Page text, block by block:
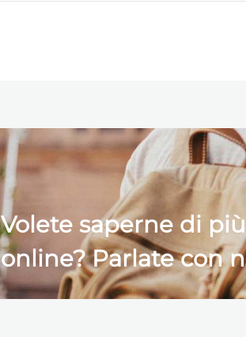
Volete saperne di
online? Parlate con